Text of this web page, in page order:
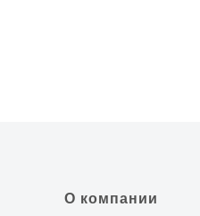
О компании